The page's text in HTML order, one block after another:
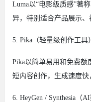
Luma以“电影级质感”著
异，特别适合产品展示、
5. Pika（轻量级创作工具）
Pika以简单易用和免费额
短内容创作，生成速度快
6. HeyGen / Synthesia（